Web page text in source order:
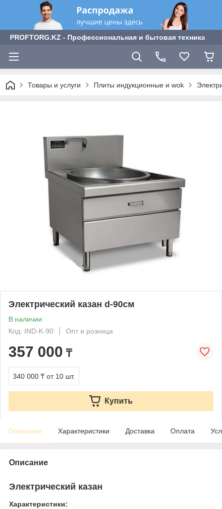
PROFTORG.KZ - Профессиональная и бытовая техника
Товары и услуги Плиты индукционные и wok
Электрический казан d-90см
В наличии
Код: IND-K-90
Опт и розница
357 000 ₸
340 000 ₸ от 10 шт.
Купить
Описание Характеристики Доставка Оплата
Описание
Электрический казан
Характеристики: